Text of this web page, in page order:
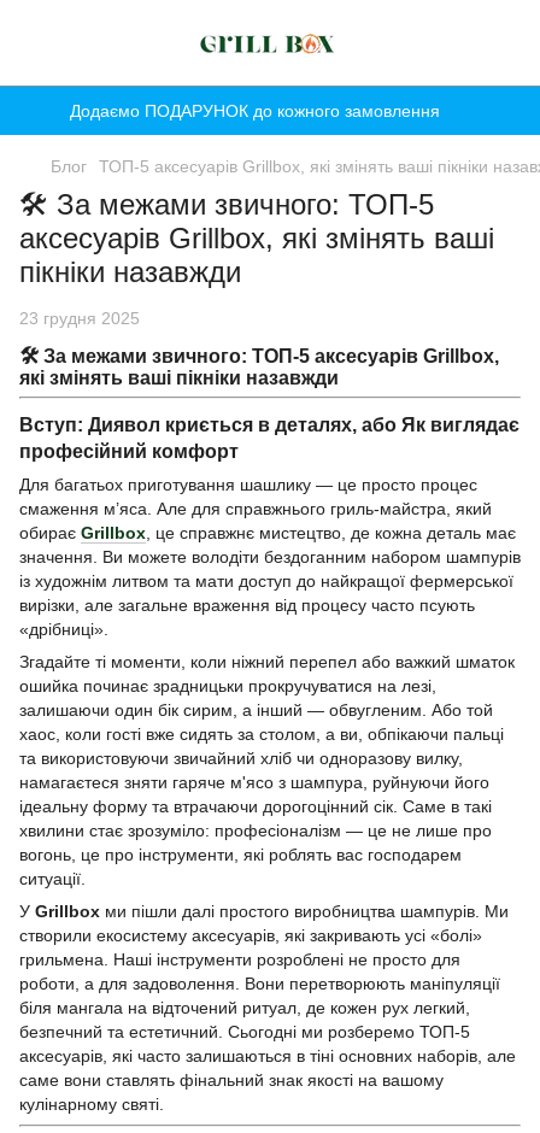
Додаємо ПОДАРУНОК до кожного замовлення
Блог ТОП-5 аксесуарів Grillbox, які змінять ваші пікніки
🛠️ За межами звичного: ТОП-5
аксесуарів Grillbox, які змінять ваші
пікніки назавжди
23 грудня 2025
🛠️ За межами звичного: ТОП-5 аксесуарів Grillbox,
які змінять ваші пікніки назавжди
Вступ: Диявол криється в деталях, або Як виглядає
професійний комфорт
Для багатьох приготування шашлику — це просто процес
смаження м’яса. Але для справжнього гриль-майстра, який
обирає Grillbox , це справжнє мистецтво, де кожна деталь має
значення. Ви можете володіти бездоганним набором шампурів
із художнім литвом та мати доступ до найкращої фермерської
вирізки, але загальне враження від процесу часто псують
«дрібниці».
Згадайте ті моменти, коли ніжний перепел або важкий шматок
ошийка починає зрадницьки прокручуватися на лезі,
залишаючи один бік сирим, а інший — обвугленим. Або той
хаос, коли гості вже сидять за столом, а ви, обпікаючи пальці
та використовуючи звичайний хліб чи одноразову вилку,
намагаєтеся зняти гаряче м'ясо з шампура, руйнуючи його
ідеальну форму та втрачаючи дорогоцінний сік. Саме в такі
хвилини стає зрозуміло: професіоналізм — це не лише про
вогонь, це про інструменти, які роблять вас господарем
ситуації.
У Grillbox ми пішли далі простого виробництва шампурів. Ми
створили екосистему аксесуарів, які закривають усі «болі»
грильмена. Наші інструменти розроблені не просто для
роботи, а для задоволення. Вони перетворюють маніпуляції
біля мангала на відточений ритуал, де кожен рух легкий,
безпечний та естетичний. Сьогодні ми розберемо ТОП-5
аксесуарів, які часто залишаються в тіні основних наборів, але
саме вони ставлять фінальний знак якості на вашому
кулінарному святі.